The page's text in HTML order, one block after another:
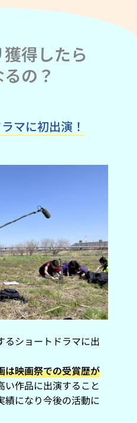
得したら
の？
マに初出演！
るショートドラマに出
は映画祭での受賞歴が
い作品に出演すること
績になり今後の活動に